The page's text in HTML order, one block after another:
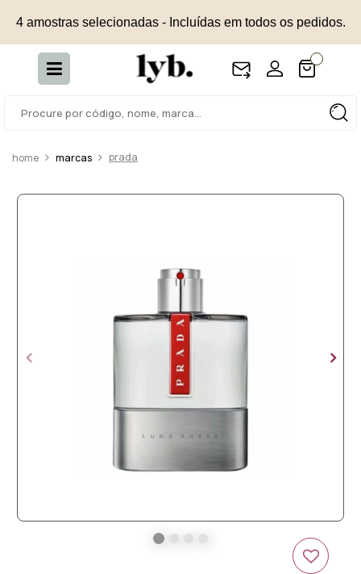
4 amostras selecionadas - Incluídas em todos os pedidos.
marcas prada